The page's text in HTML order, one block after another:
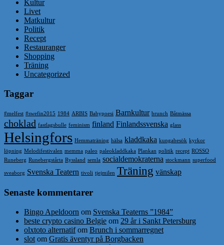
Kultur
Livet
Matkultur
Politik
Recept
Restauranger
Shopping
Träning
Uncategorized
Taggar
#melfest #swefin2015 1984 ARBIS Babypoesi Barnkultur brunch Båtmässa
choklad fastlagsbulle feminism finland Finlandssvenska glass
Helsingfors Hemmaträning hälsa kladdkaka kungabesök kyrkor
löpning Melodifestivalen memma paleo paleokladdkaka Plankan politik recept ROSSO
Runeberg Runebergstårta Ryssland semla socialdemokraterna stockmann superfood
sveaborg Svenska Teatern tivoli tjejmilen Träning vänskap
Senaste kommentarer
Bingo Apeldoorn om Svenska Teaterns ”1984”
beste crypto casino Belgie om 29 år i Sankt Petersburg
olxtoto alternatifom Brunch i sommarregnet
slot om Gratis äventyr på Borgbacken